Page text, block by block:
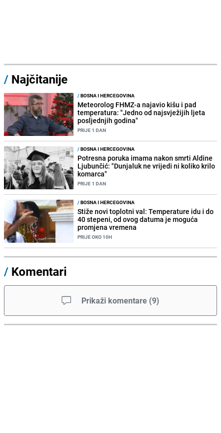
/ Najčitanije
/BOSNA I HERCEGOVINA
Meteorolog FHMZ-a najavio kišu i pad
temperatura: "Jedno od najsvježijih ljeta
posljednjih godina"
PRIJE 1 DAN
/BOSNA I HERCEGOVINA
Potresna poruka imama nakon smrti Aldine
Ljubunčić: "Dunjaluk ne vrijedi ni koliko krilo
komarca"
PRIJE 1 DAN
/BOSNA I HERCEGOVINA
Stiže novi toplotni val: Temperature idu i do
40 stepeni, od ovog datuma je moguća
promjena vremena
PRIJE OKO 10H
/ Komentari
Prikaži komentare (9)